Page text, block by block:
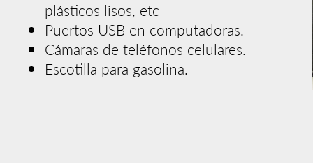
plásticos lisos, etc
Puertos USB en computadoras.
Cámaras de teléfonos celulares.
Escotilla para gasolina.